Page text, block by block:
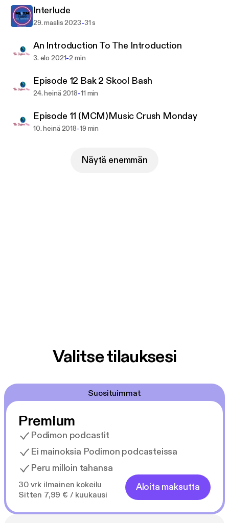
Interlude
29. maalis 2023-31 s
An Introduction To The Introduction
3. elo 2021-2 min
Episode 12 Bak 2 Skool Bash
24. heinä 2018-11 min
Episode 11 (MCM)Music Crush Monday
10. heinä 2018-19 min
Näytä enemmän
Valitse tilauksesi
Suosituimmat
Premium
Podimon podcastit
Ei mainoksia Podimon podcasteissa
Peru milloin tahansa
30 vrk ilmainen kokeilu
Sitten 7,99 € / kuukausi
Aloita maksutta